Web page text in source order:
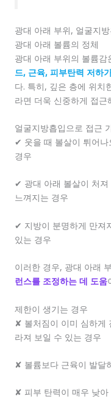
광대 아래 부위, 얼굴지
광대 아래 볼륨의 정체
광대 아래 부위의 볼륨
드, 근육, 피부탄력 저하
다. 특히, 깊은 층에 위치
라면 더욱 신중하게 접근
얼굴지방흡입으로 접근
✔ 웃을 때 볼살이 튀어
경우
✔ 광대 아래 볼살이 처져
느껴지는 경우
✔ 지방이 분명하게 만져
있는 경우
이러한 경우, 광대 아래
런스를 조정하는 데 도움
제한이 생기는 경우
✘ 볼처짐이 이미 심하게
라져 보일 수 있는 경우
✘ 볼륨보다 근육이 발달
✘ 피부 탄력이 매우 낮